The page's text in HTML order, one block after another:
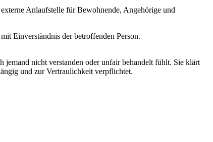
Anlaufstelle für Bewohnende, Angehörige und
Einverständnis der betroffenden Person.
nicht verstanden oder unfair behandelt fühlt. Sie klärt
und zur Vertraulichkeit verpflichtet.